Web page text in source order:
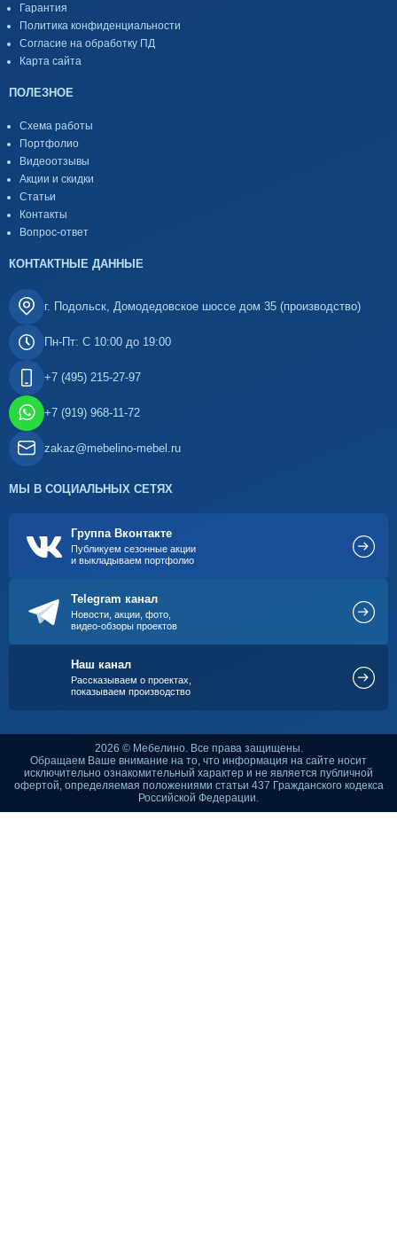
Гарантия
Политика конфиденциальности
Согласие на обработку ПД
Карта сайта
ПОЛЕЗНОЕ
Схема работы
Портфолио
Видеоотзывы
Акции и скидки
Статьи
Контакты
Вопрос-ответ
КОНТАКТНЫЕ ДАННЫЕ
г. Подольск, Домодедовское шоссе дом 35 (производство)
Пн-Пт: С 10:00 до 19:00
+7 (495) 215-27-97
+7 (919) 968-11-72
zakaz@mebelino-mebel.ru
МЫ В СОЦИАЛЬНЫХ СЕТЯХ
Группа Вконтакте
Публикуем сезонные акции
и выкладываем портфолио
Telegram канал
Новости, акции, фото,
видео-обзоры проектов
Наш канал
Рассказываем о проектах,
показываем производство
2026 © Мебелино. Все права защищены.
Обращаем Ваше внимание на то, что информация на сайте носит
исключительно ознакомительный характер и не является публичной
офертой, определяемая положениями статьи 437 Гражданского кодекса
Российской Федерации.